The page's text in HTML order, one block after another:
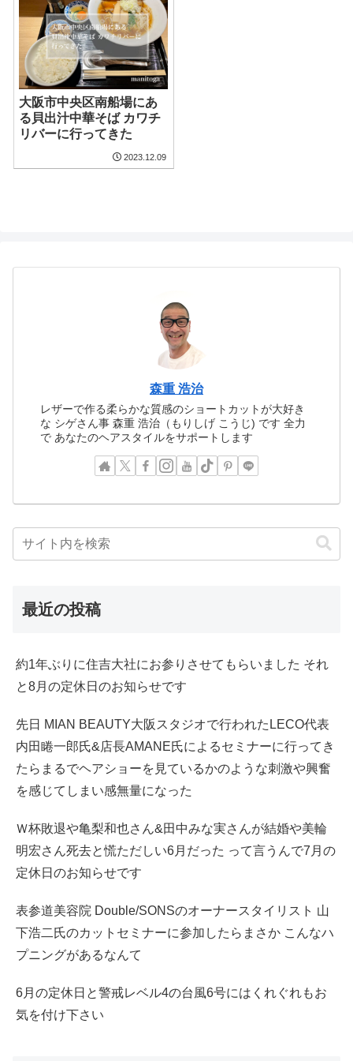
大阪市中央区南船場にあ
る貝出汁中華そば カワチ
リバーに行ってきた
2023.12.09
森重 浩治
レザーで作る柔らかな質感のショートカットが大好き
な シゲさん事 森重 浩治（もりしげ こうじ) です 全力
で あなたのヘアスタイルをサポートします
最近の投稿
約1年ぶりに住吉大社にお参りさせてもらいました それ
と8月の定休日のお知らせです
先日 MIAN BEAUTY大阪スタジオで行われたLECO代表
内田睠一郎氏&店長AMANE氏によるセミナーに行ってき
たらまるでヘアショーを見ているかのような刺激や興奮
を感じてしまい感無量になった
Ｗ杯敗退や亀梨和也さん&田中みな実さんが結婚や美輪
明宏さん死去と慌ただしい6月だった って言うんで7月の
定休日のお知らせです
表参道美容院 Double/SONSのオーナースタイリスト 山
下浩二氏のカットセミナーに参加したらまさか こんなハ
プニングがあるなんて
6月の定休日と警戒レベル4の台風6号にはくれぐれもお
気を付け下さい